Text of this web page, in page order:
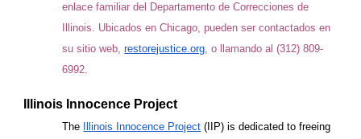
enlace familiar del Departamento de Correcciones de
Illinois. Ubicados en Chicago, pueden ser contactados en
su sitio web, restorejustice.org, o llamando al (312) 809-
6992.
Illinois Innocence Project
The Illinois Innocence Project (IIP) is dedicated to freeing